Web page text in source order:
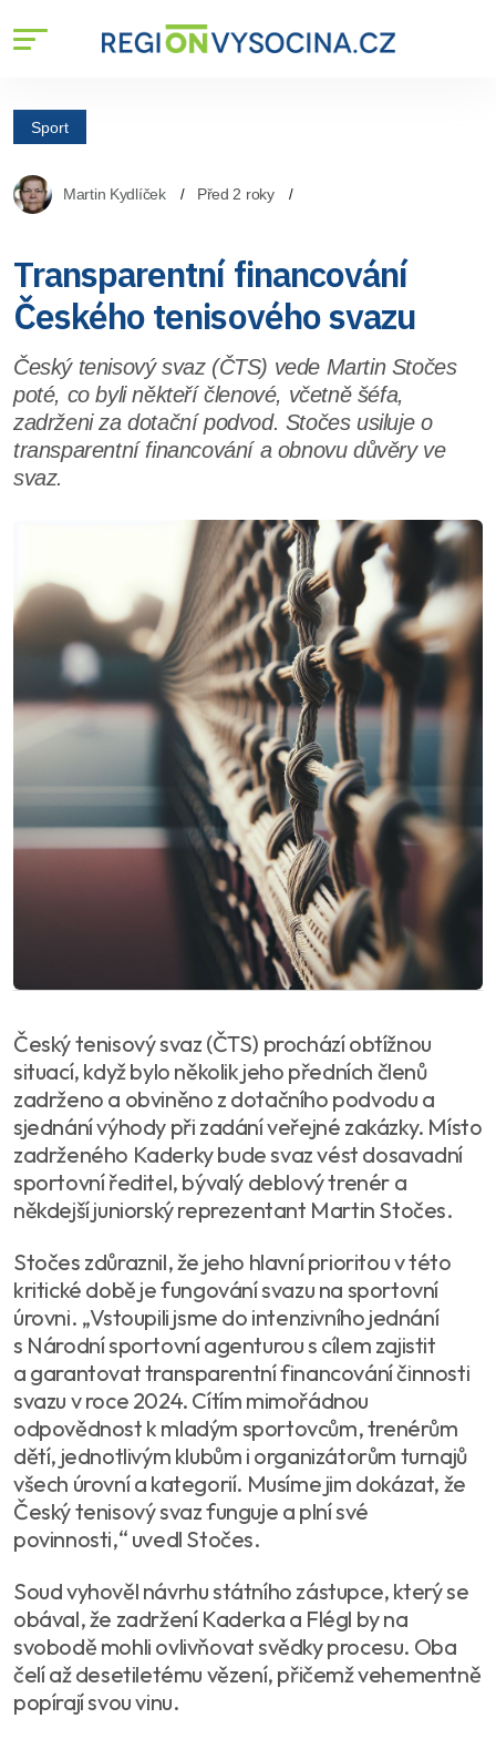
Sport
Martin Kydlíček Před 2 roky
Transparentní financování
Českého tenisového svazu
Český tenisový svaz (ČTS) vede Martin Stočes
poté, co byli někteří členové, včetně šéfa,
zadrženi za dotační podvod. Stočes usiluje o
transparentní financování a obnovu důvěry ve
svaz.
Český tenisový svaz (ČTS) prochází obtížnou
situací, když bylo několik jeho předních členů
zadrženo a obviněno z dotačního podvodu a
sjednání výhody při zadání veřejné zakázky. Místo
zadrženého Kaderky bude svaz vést dosavadní
sportovní ředitel, bývalý deblový trenér a
někdejší juniorský reprezentant Martin Stočes.
Stočes zdůraznil, že jeho hlavní prioritou v této
kritické době je fungování svazu na sportovní
úrovni. „Vstoupili jsme do intenzivního jednání
s Národní sportovní agenturou s cílem zajistit
a garantovat transparentní financování činnosti
svazu v roce 2024. Cítím mimořádnou
odpovědnost k mladým sportovcům, trenérům
dětí, jednotlivým klubům i organizátorům turnajů
všech úrovní a kategorií. Musíme jim dokázat, že
Český tenisový svaz funguje a plní své
povinnosti,“ uvedl Stočes.
Soud vyhověl návrhu státního zástupce, který se
obával, že zadržení Kaderka a Flégl by na
svobodě mohli ovlivňovat svědky procesu. Oba
čelí až desetiletému vězení, přičemž vehementně
popírají svou vinu.